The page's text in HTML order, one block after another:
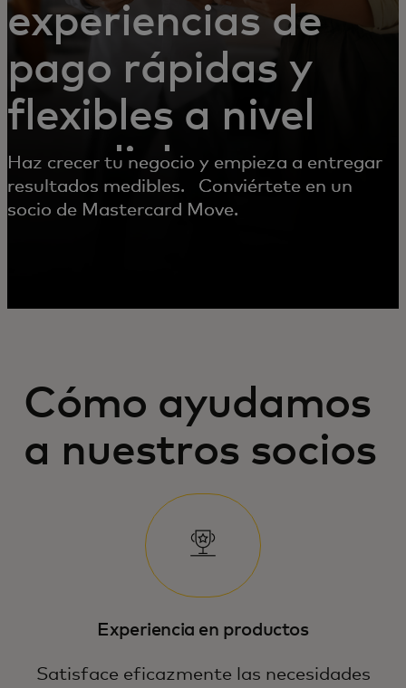
experiencias de
pago rápidas y
flexibles a nivel
mundial
Haz crecer tu negocio y empieza a entregar
resultados medibles. Conviértete en un
socio de Mastercard Move.
Cómo ayudamos
a nuestros socios
Experiencia en productos
Satisface eficazmente las necesidades